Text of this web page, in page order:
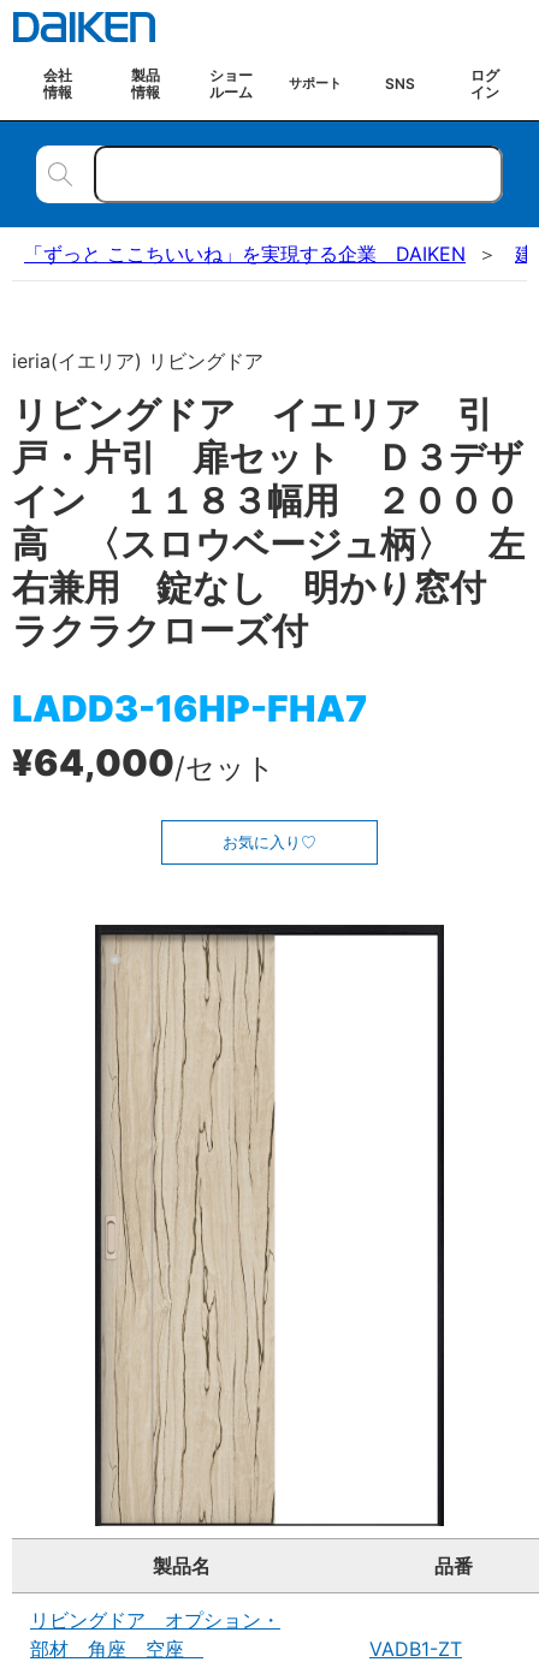
会社
情報
製品
情報
ショー
ルーム
サポート SNS
ログ
イン
「ずっと ここちいいね」を実現する企業 DAIKEN 建
ieria(イエリア) リビングドア
リビングドア イエリア 引
戸・片引 扉セット Ｄ３デザ
イン １１８３幅用 ２０００
高 〈スロウベージュ柄〉 左
右兼用 錠なし 明かり窓付
ラクラクローズ付
LADD3-16HP-FHA7
¥64,000/セット
お気に入り
製品名 品番
リビングドア オプション・
部材 角座 空座
VADB1-ZT